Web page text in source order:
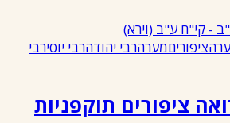
- קי"ח ע"ב (וירא)
ציפוריםמערהרבי יהודהרבי יוסירבי
ציפורים תוקפניות